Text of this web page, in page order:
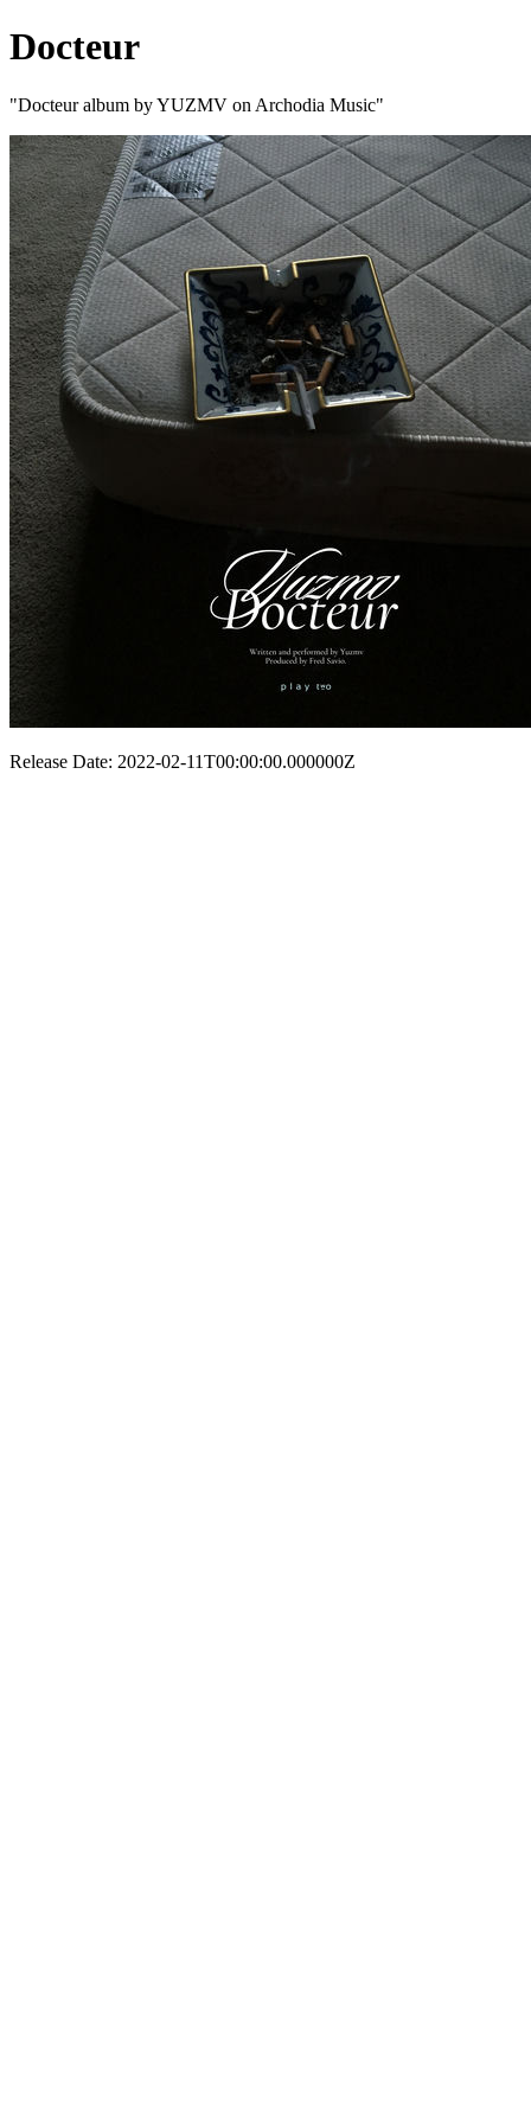
Docteur
"Docteur album by YUZMV on Archodia Music"
Release Date: 2022-02-11T00:00:00.000000Z